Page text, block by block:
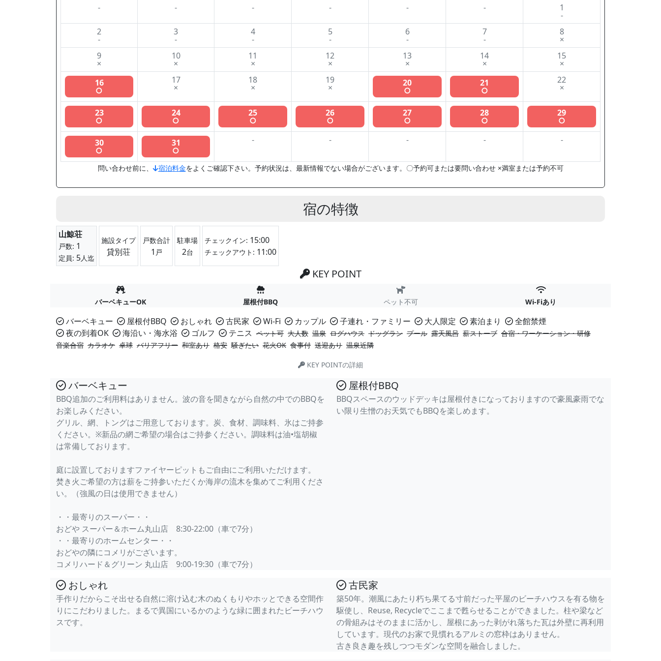
- - - - - - 1
-
2
-
3
-
4
-
5
-
6
-
7
-
8
×
9
×
10
×
11
×
12
×
13
×
14
×
15
×
16
○
17
×
18
×
19
× 20
○
21
○
22
×
23
○
24
○
25
○
26
○
27
○
28
○
29
○
30
○
31
○
- - - - -
問い合わせ前に、 宿泊料金をよくご確認下さい。予約状況は、最新情報でない場合がございます。〇予約可または要問い合わせ ×満室または予約不可
宿の特徴
山鯨荘
戸数: 1
定員: 5人迄
施設タイプ
貸別荘
戸数合計
1 戸
駐車場
2台
チェックイン: 15:00
チェックアウト: 11:00
KEY POINT
バーベキューOK 屋根付BBQ ペット不可 Wi-Fiあり
バーベキュー 屋根付BBQ おしゃれ 古民家 Wi-Fi カップル 子連れ・ファミリー 大人限定 素泊まり
全館禁煙
夜の到着OK
海沿い・海水浴 ゴルフ テニス ペット可 大人数 温泉 ログハウス ドッグラン プール 露天風呂 薪ストーブ 合宿・ワーケーション・研修
音楽合宿 カラオケ 卓球 バリアフリー 和室あり 格安 騒ぎたい 花火OK 食事付 送迎あり 温泉近隣
KEY POINTの詳細
バーベキュー
BBQ追加のご利用料はありません。波の音を聞きながら自然の中でのBBQを
お楽しみください。
グリル、網、トングはご用意しております。炭、食材、調味料、氷はご持参
ください。※新品の網ご希望の場合はご持参ください。調味料は油•塩胡椒
は常備しております。
庭に設置しておりますファイヤーピットもご自由にご利用いただけます。
焚き火ご希望の方は薪をご持参いただくか海岸の流木を集めてご利用くださ
い。（強風の日は使用できません）
・・最寄りのスーパー・・
おどや スーパー＆ホーム丸山店 8:30-22:00（車で7分）
・・最寄りのホームセンター・・
おどやの隣にコメリがございます。
コメリハード＆グリーン 丸山店 9:00-19:30（車で7分）
屋根付BBQ
BBQスペースのウッドデッキは屋根付きになっておりますので豪風豪雨でな
い限り生憎のお天気でもBBQを楽しめます。
おしゃれ
手作りだからこそ出せる自然に溶け込む木のぬくもりやホッとできる空間作
りにこだわりました。まるで異国にいるかのような緑に囲まれたビーチハウ
スです。
古民家
築50年。潮風にあたり朽ち果てる寸前だった平屋のビーチハウスを有る物を
駆使し、Reuse, Recycleでここまで甦らせることができました。柱や梁など
の骨組みはそのままに活かし、屋根にあった剥がれ落ちた瓦は外壁に再利用
しています。現代のお家で見慣れるアルミの窓枠はありません。
古き良き趣を残しつつモダンな空間を融合しました。